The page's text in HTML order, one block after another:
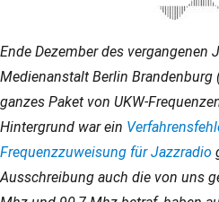
Ende Dezember des vergangenen
Medienanstalt Berlin Brandenburg
ganzes Paket von UKW-
Hintergrund war ein
Frequenzzuweisung für Jazzradio
Ausschreibung auch die von uns